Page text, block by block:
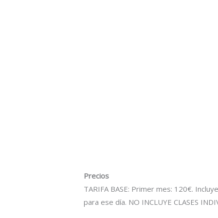
Precios
TARIFA BASE: Primer mes: 120€.
para ese día. NO INCLUYE CLASES